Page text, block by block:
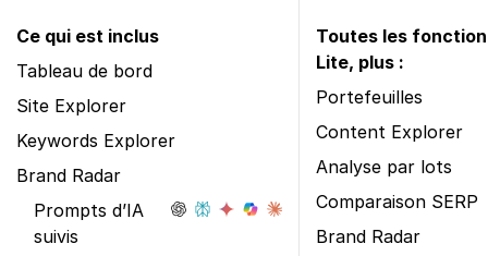
Ce qui est inclus
Tableau de bord
Site Explorer
Keywords Explorer
Brand Radar
Prompts d’IA
suivis
Toutes les
Lite, plus :
Portefeuilles
Content Explorer
Analyse par lots
Comparaison SERP
Brand Radar